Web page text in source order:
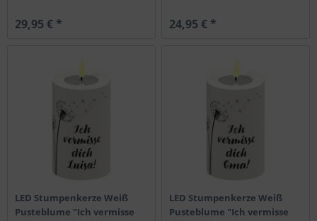
29,95 € * 24,95 € *
LED Stumpenkerze Weiß
Pusteblume "Ich vermisse
LED Stumpenkerze Weiß
Pusteblume "Ich vermisse